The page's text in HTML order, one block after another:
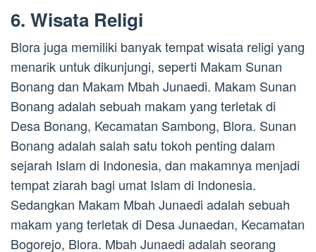
6. Wisata Religi
Blora juga memiliki banyak tempat wisata religi yang
menarik untuk dikunjungi, seperti Makam Sunan
Bonang dan Makam Mbah Junaedi. Makam Sunan
Bonang adalah sebuah makam yang terletak di
Desa Bonang, Kecamatan Sambong, Blora. Sunan
Bonang adalah salah satu tokoh penting dalam
sejarah Islam di Indonesia, dan makamnya menjadi
tempat ziarah bagi umat Islam di Indonesia.
Sedangkan Makam Mbah Junaedi adalah sebuah
makam yang terletak di Desa Junaedan, Kecamatan
Bogorejo, Blora. Mbah Junaedi adalah seorang